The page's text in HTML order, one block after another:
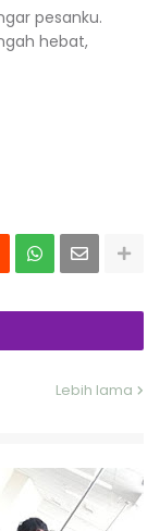
pesanku.
hebat,
Lebih lama